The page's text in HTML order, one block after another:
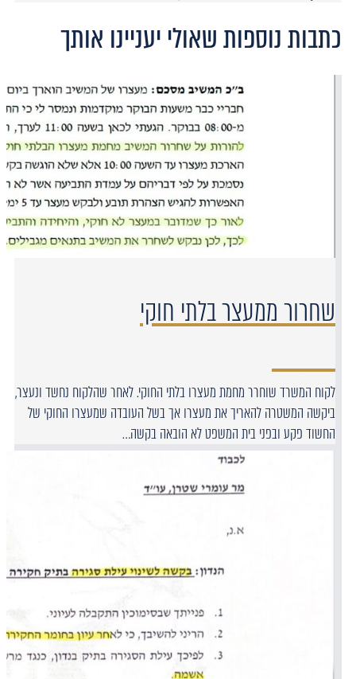
כתבות נוספות שאולי יעניינו אותך
שחרור ממעצר בלתי חוקי
לקוח המשרד שוחרר מחמת מעצרו בלתי החוקי. לאחר שהלקוח נחשד ונעצר,
ביקשה המשטרה להאריך את מעצרו אך בשל העובדה שמעצרו החוקי של
החשוד פקע ובפני בית המשפט לא הובאה בקשה…